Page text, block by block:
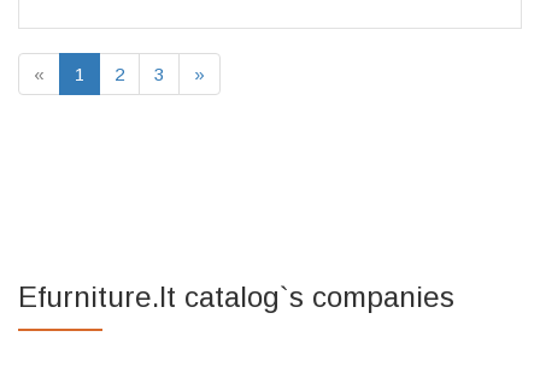
« 1 2 3 »
Efurniture.lt catalog`s companies